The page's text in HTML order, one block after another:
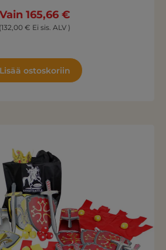
Vain 165,66 €
(132,00 € Ei sis. ALV )
Lisää ostoskoriin